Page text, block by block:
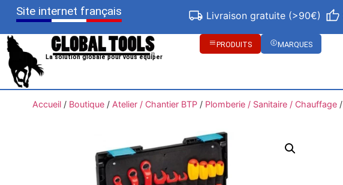
Site internet français Livraison gratuite (>90€)
La solution globale pour vous équiper
PRODUITS MARQUES
Accueil/ Boutique/ Atelier / Chantier BTP/ Plomberie / Sanitaire / Chauffage/